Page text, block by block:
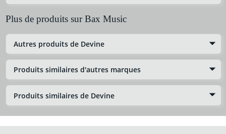
Plus de produits sur Bax Music
Autres produits de Devine
Produits similaires d'autres marques
Produits similaires de Devine